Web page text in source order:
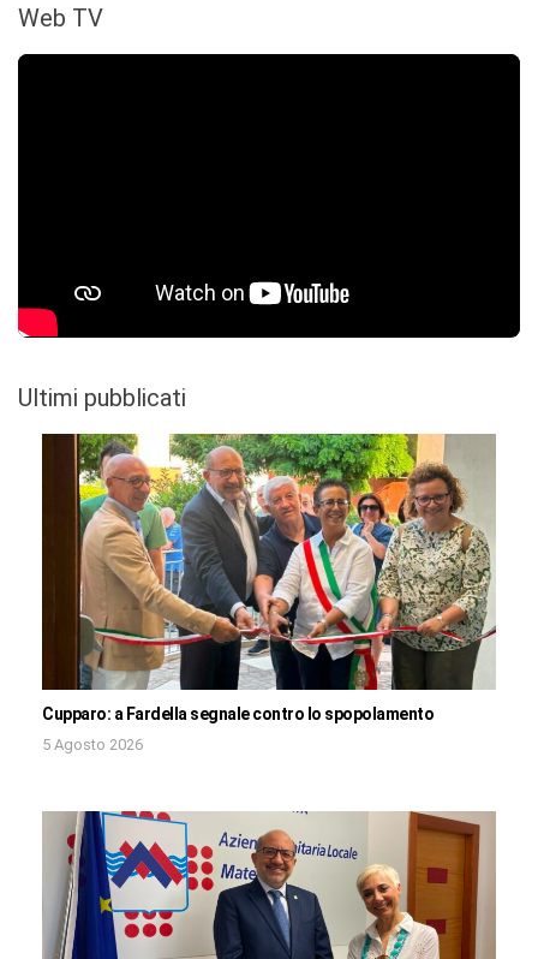
Web TV
Ultimi pubblicati
Cupparo: a Fardella segnale contro lo spopolamento
5 Agosto 2026